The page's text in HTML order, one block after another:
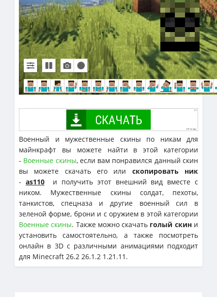
Военный и мужественные скины по никам для
майнкрафт вы можете найти в этой категории
- Военные скины, если вам понравился данный скин
вы можете скачать его или скопировать ник
- as110и получить этот внешний вид вместе с
ником. Мужественные скины солдат, пехоты,
танкистов, спецназа и другие военный сил в
зеленой форме, брони и с оружием в этой категории
Военные скины. Также можно скачать голый скини
установить самостоятельно, а также посмотреть
онлайн в 3D с различными анимациями подходит
для Minecraft 26.2 26.1.2 1.21.11.